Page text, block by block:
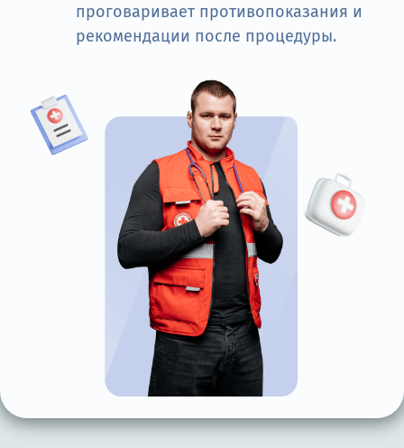
проговаривает противопоказания и
рекомендации после процедуры.